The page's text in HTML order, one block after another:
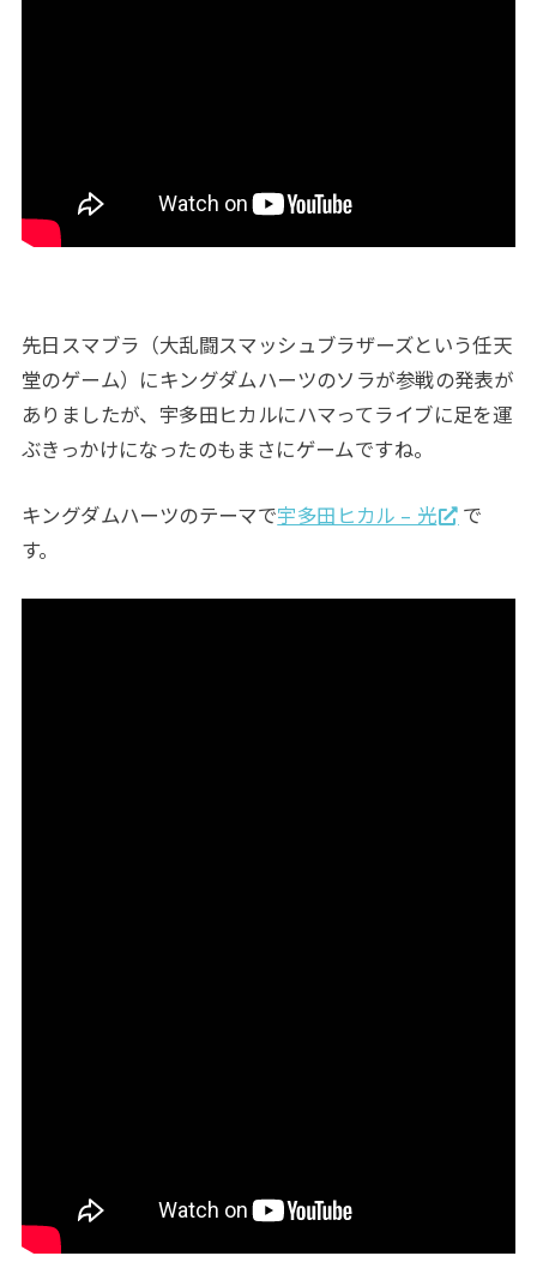
先日スマブラ（大乱闘スマッシュブラザーズという任天
堂のゲーム）にキングダムハーツのソラが参戦の発表が
ありましたが、宇多田ヒカルにハマってライブに足を運
ぶきっかけになったのもまさにゲームですね。
キングダムハーツのテーマで宇多田ヒカル – 光
で
す。